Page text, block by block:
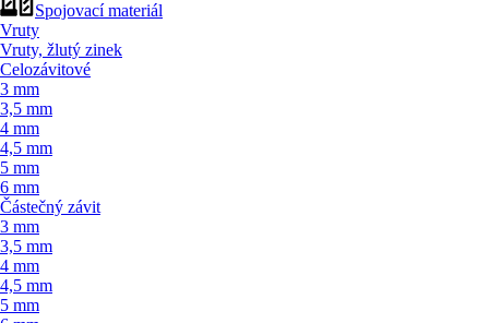
Spojovací materiál
Vruty
Vruty, žlutý zinek
Celozávitové
3 mm
3,5 mm
4 mm
4,5 mm
5 mm
6 mm
Částečný závit
3 mm
3,5 mm
4 mm
4,5 mm
5 mm